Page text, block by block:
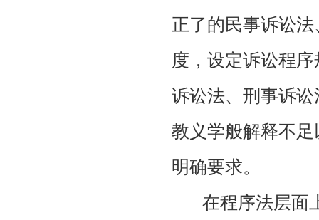
正了的民事诉讼
度，设定诉讼程
诉讼法、刑事诉
教义学般解释不
明确要求。
在程序法层面